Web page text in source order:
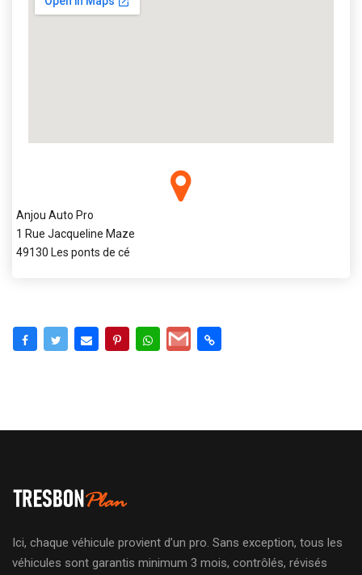
Anjou Auto Pro
1 Rue Jacqueline Maze
49130 Les ponts de cé
Ici, chaque véhicule provient d’un pro. Sans exception, tous les
véhicules sont garantis minimum 3 mois, contrôlés, révisés